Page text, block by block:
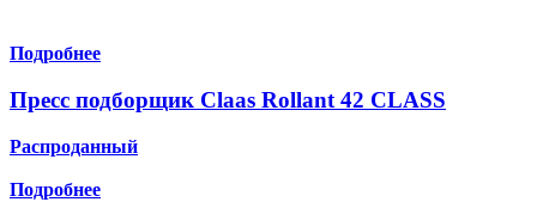
Подробнее
Пресс подборщик Claas Rollant 42 CLASS
Распроданный
Подробнее